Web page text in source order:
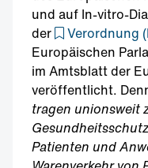
und auf In-vitro-
der
Verordnung
Europäischen
im Amtsblatt der
veröffentlicht.
tragen unionsweit
Patienten und